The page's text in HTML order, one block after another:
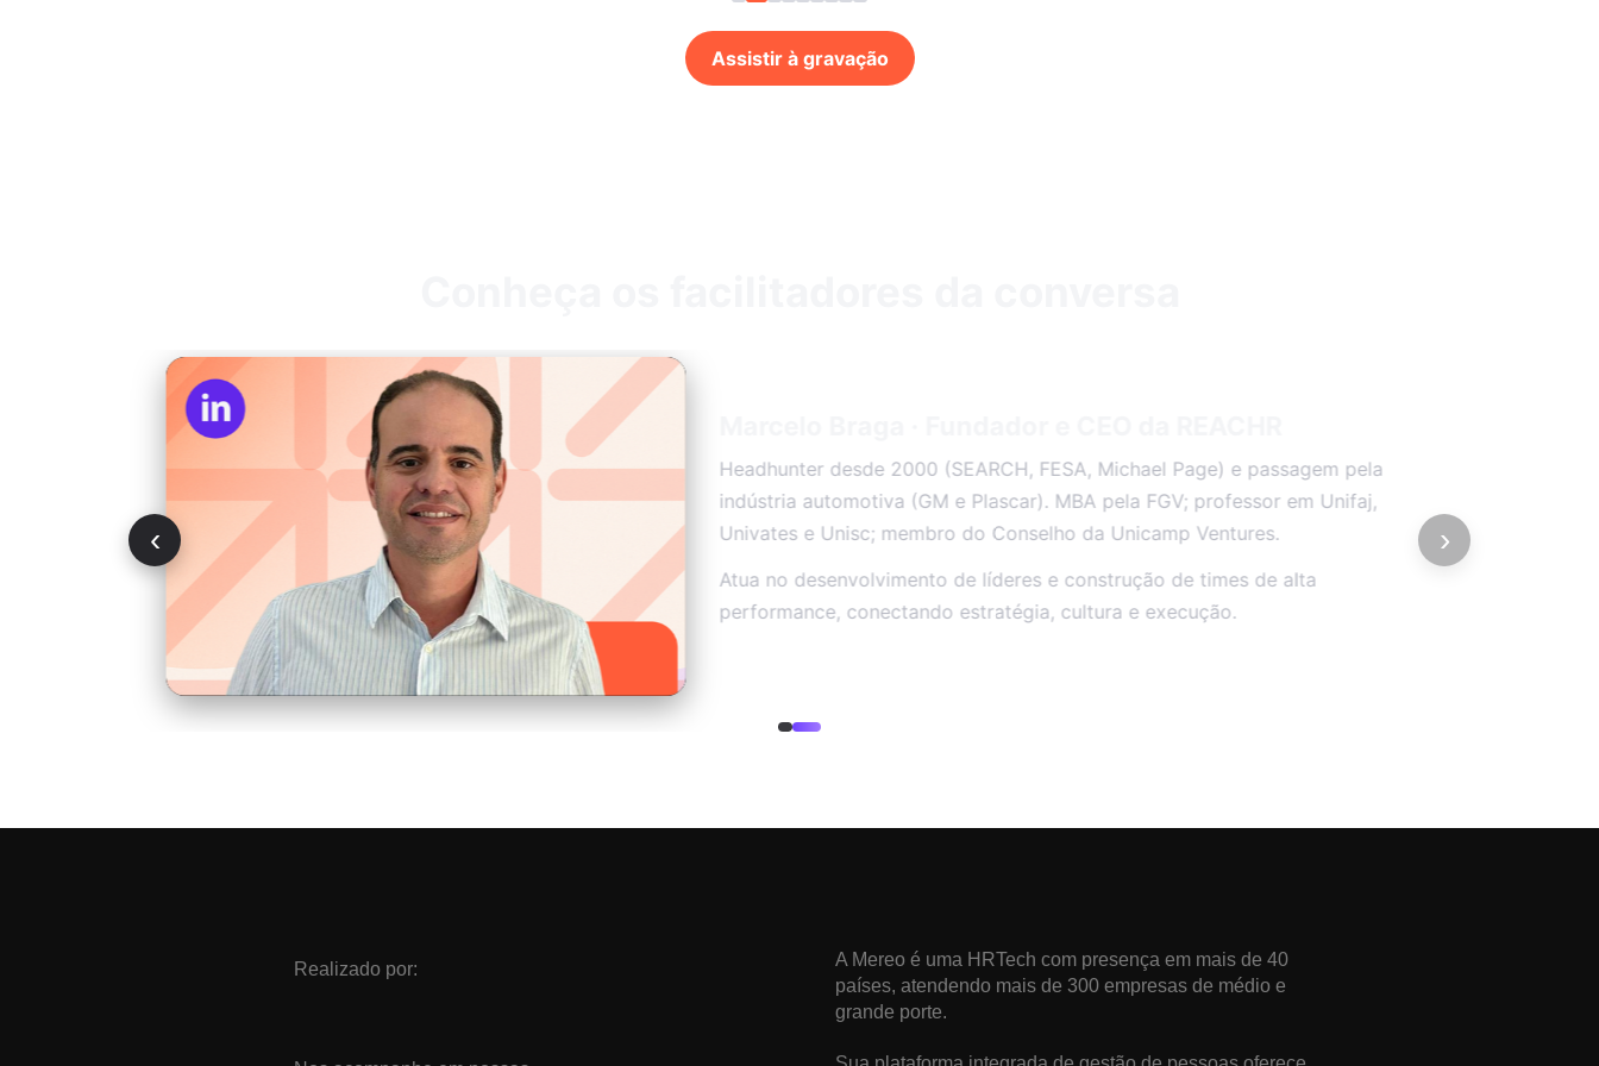
Assistir à gravação
Headhunter desde 2000 (SEARCH, FESA, Michael Page) e passagem pela
indústria automotiva (GM e Plascar). MBA pela FGV; professor em Unifaj,
Univates e Unisc; membro do Conselho da Unicamp Ventures.
Atua no desenvolvimento de líderes e construção de times de alta
performance, conectando estratégia, cultura e execução.
‹ ›
Realizado por:
A Mereo é uma HRTech com presença em mais de 40
países, atendendo mais de 300 empresas de médio e
grande porte.